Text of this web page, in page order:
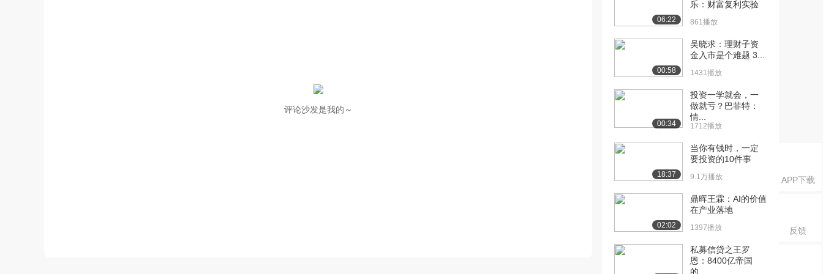
APP下载
反馈
评论沙发是我的～
06:22
乐：财富复利实验
861播放
00:58
吴晓求：理财子资
金入市是个难题 3...
1431播放
00:34
投资一学就会，一
做就亏？巴菲特：
情...
1712播放
18:37
当你有钱时，一定
要投资的10件事
9.1万播放
02:02
鼎晖王霖：AI的价值
在产业落地
1397播放
私募信贷之王罗
恩：8400亿帝国
的...